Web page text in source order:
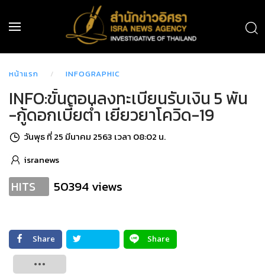
หน้าแรก INFOGRAPHIC
INFO:ขั้นตอนลงทะเบียนรับเงิน 5 พัน
-กู้ดอกเบี้ยต่ำ เยียวยาโควิด-19
วันพุธ ที่ 25 มีนาคม 2563 เวลา 08:02 น.
isranews
HITS 50394 views
Share
Share